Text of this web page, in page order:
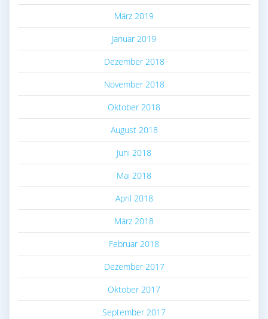
März 2019
Januar 2019
Dezember 2018
November 2018
Oktober 2018
August 2018
Juni 2018
Mai 2018
April 2018
März 2018
Februar 2018
Dezember 2017
Oktober 2017
September 2017